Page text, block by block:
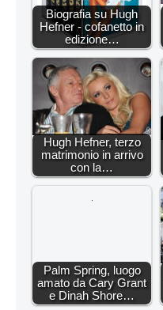
Biografia su Hugh
Hefner - cofanetto in
edizione…
Hugh Hefner, terzo
matrimonio in arrivo
con la…
Palm Spring, luogo
amato da Cary Grant
e Dinah Shore…